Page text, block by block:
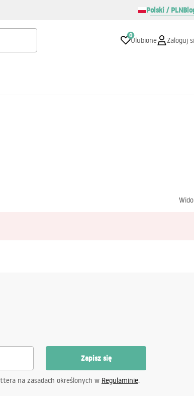
Polski / PLN
0
Ulubione Zaloguj
Zapisz się
na zasadach określonych w Regulaminie.